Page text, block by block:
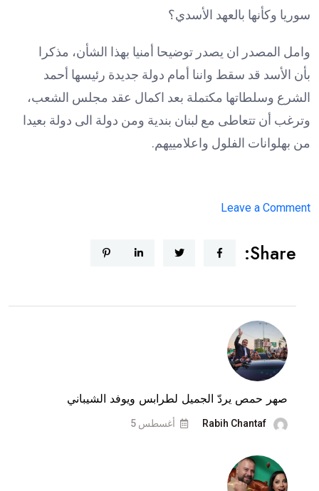
سوريا وكأنها بالعهد الأسدي؟
وامل المصدر ان يصدر توضيحا أمنيا بهذا الشأن، مذكرا
بأن الأسد قد سقط واننا أمام دولة جديدة رئيسها أحمد
الشرع وسلطاتها مكتملة بعد اكمال عقد مجلس الشعب،
وترغب أن تتعاطى مع لبنان بندية ومن دولة الى دولة بعيدا
من بهلوانات الفلول واعلامييهم.
Leave a Comment
مقرب
المولوي
بيروت”
Share:
صهر حمص يردّ الجميل لطرابس ويوفد الشيباني
Rabih Chantaf أغسطس 5